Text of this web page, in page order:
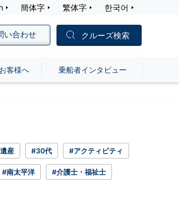
簡体字 繁体字 한국어
い合わせ クルーズ検索
客様へ 乗船者インタビュー
産 #30代 #アクティビティ
#南太平洋 #介護士・福祉士